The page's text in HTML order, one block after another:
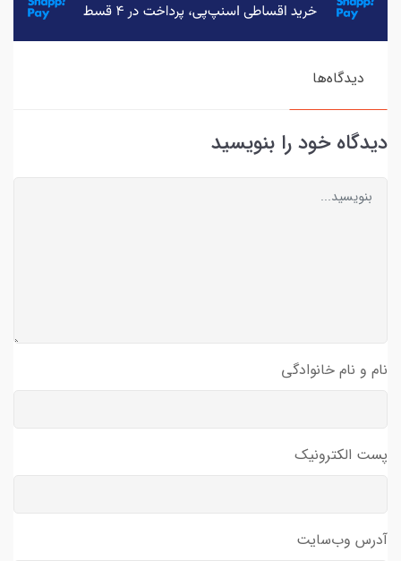
دیدگاه‌ها
دیدگاه خود را بنویسید
نام و نام خانوادگی
پست الکترونیک
آدرس وب‌سایت